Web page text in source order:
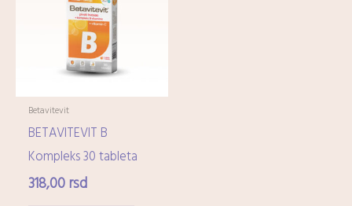
Imunitet(15)
Minerali(0)
Ostali dijetetski suplementi
Kozmetika
Higijena
Mame-i-bebe
Betavitevit
BETAVITEVIT B
Kompleks 30 tableta
318,00 rsd